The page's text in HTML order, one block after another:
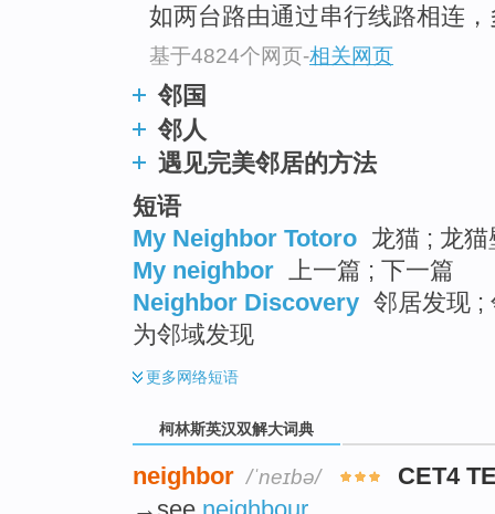
如两台路由通过串行线路相连
基于4824个网页-相关网页
邻国
邻人
遇见完美邻居的方法
短语
My Neighbor Totoro 龙猫 ; 龙
My neighbor
上一篇 ; 下一篇
Neighbor Discovery 邻居发现 ;
为邻域发现
更多网络短语
柯林斯英汉双解大词典
neighbor /ˈneɪbə/
CET4